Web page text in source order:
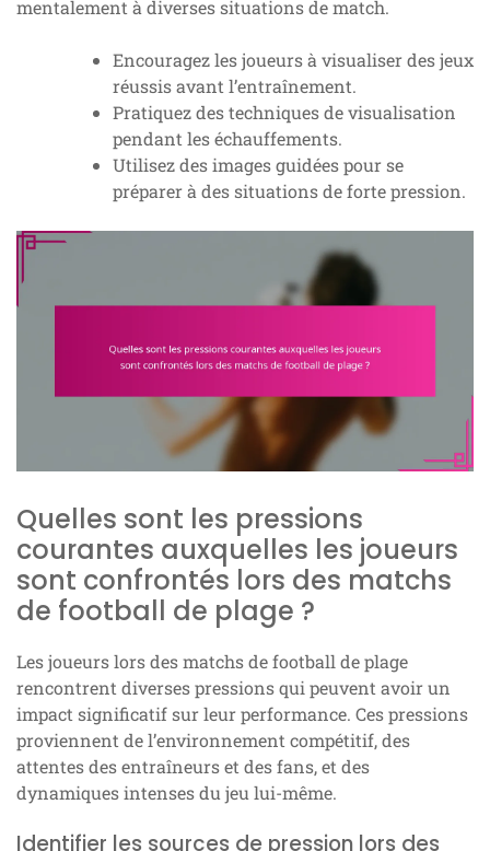
mentalement à diverses situations de match.
Encouragez les joueurs à visualiser des jeux
réussis avant l’entraînement.
Pratiquez des techniques de visualisation
pendant les échauffements.
Utilisez des images guidées pour se
préparer à des situations de forte pression.
Quelles sont les pressions
courantes auxquelles les joueurs
sont confrontés lors des matchs
de football de plage ?
Les joueurs lors des matchs de football de plage
rencontrent diverses pressions qui peuvent avoir un
impact significatif sur leur performance. Ces pressions
proviennent de l’environnement compétitif, des
attentes des entraîneurs et des fans, et des
dynamiques intenses du jeu lui-même.
Identifier les sources de pression lors des